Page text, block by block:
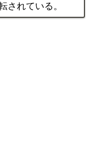
されている。